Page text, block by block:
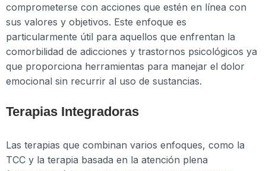
comprometerse con acciones que estén en línea con
sus valores y objetivos. Este enfoque es
particularmente útil para aquellos que enfrentan la
comorbilidad de adicciones y trastornos psicológicos ya
que proporciona herramientas para manejar el dolor
emocional sin recurrir al uso de sustancias.
Terapias Integradoras
Las terapias que combinan varios enfoques, como la
TCC y la terapia basada en la atención plena